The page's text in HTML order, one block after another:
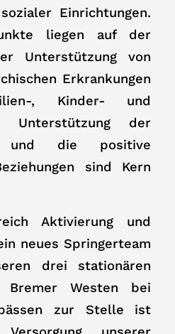
Einrichtungen.
liegen auf der
Unterstützung von
Erkrankungen
, Kinder- und
Unterstützung der
und die positive
sind Kern
Aktivierung und
neues Springerteam
drei stationären
Bremer Westen bei
zur Stelle ist